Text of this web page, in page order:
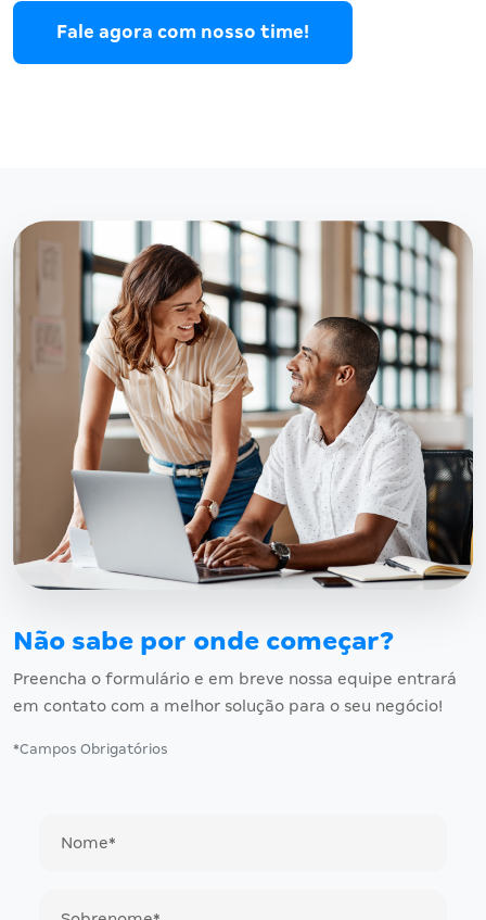
Fale agora com nosso time!
Não sabe por onde começar?
Preencha o formulário e em breve nossa equipe entrará
em contato com a melhor solução para o seu negócio!
*Campos Obrigatórios